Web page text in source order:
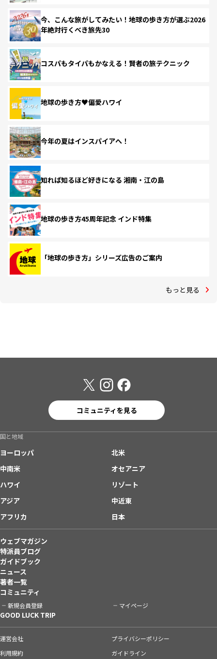
今、こんな旅がしてみたい！地球の歩き方が選ぶ2026
年絶対行くべき旅先30
コスパもタイパもかなえる！賢者の旅テクニック
地球の歩き方♥偏愛ハワイ
今年の夏はインスパイアへ！
知れば知るほど好きになる 湘南・江の島
地球の歩き方45周年記念 インド特集
「地球の歩き方」シリーズ広告のご案内
もっと見る
コミュニティを見る
国と地域
ヨーロッパ
北米
中南米
オセアニア
ハワイ
リゾート
アジア
中近東
アフリカ
日本
ウェブマガジン
特派員ブログ
ガイドブック
ニュース
著者一覧
コミュニティ
新規会員登録 マイページ
GOOD LUCK TRIP
運営会社
プライバシーポリシー
利用規約
ガイドライン